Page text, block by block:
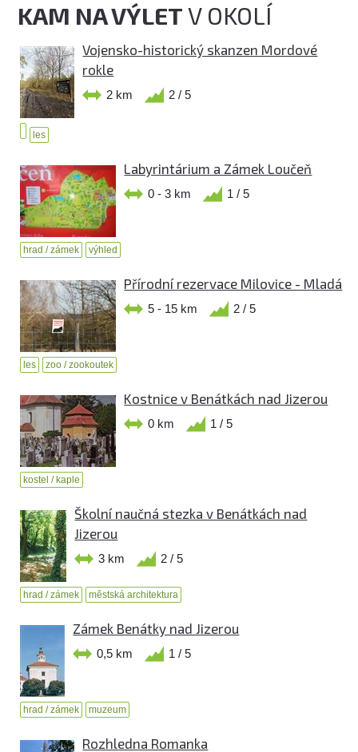
KAM NA VÝLETV OKOLÍ
Vojensko-historický skanzen Mordové
rokle
2 km 2 / 5
les
Labyrintárium a Zámek Loučeň
0 - 3 km 1 / 5
hrad / zámek výhled
Přírodní rezervace Milovice - Mladá
5 - 15 km 2 / 5
les zoo / zookoutek
Kostnice v Benátkách nad Jizerou
0 km 1 / 5
kostel / kaple
Školní naučná stezka v Benátkách nad
Jizerou
3 km 2 / 5
hrad / zámek městská architektura
Zámek Benátky nad Jizerou
0,5 km 1 / 5
hrad / zámek muzeum
Rozhledna Romanka